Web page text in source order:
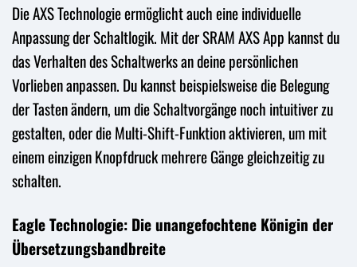
Die AXS Technologie ermöglicht auch eine individuelle
Anpassung der Schaltlogik. Mit der SRAM AXS App kannst du
das Verhalten des Schaltwerks an deine persönlichen
Vorlieben anpassen. Du kannst beispielsweise die Belegung
der Tasten ändern, um die Schaltvorgänge noch intuitiver zu
gestalten, oder die Multi-Shift-Funktion aktivieren, um mit
einem einzigen Knopfdruck mehrere Gänge gleichzeitig zu
schalten.
Eagle Technologie: Die unangefochtene Königin der
Übersetzungsbandbreite